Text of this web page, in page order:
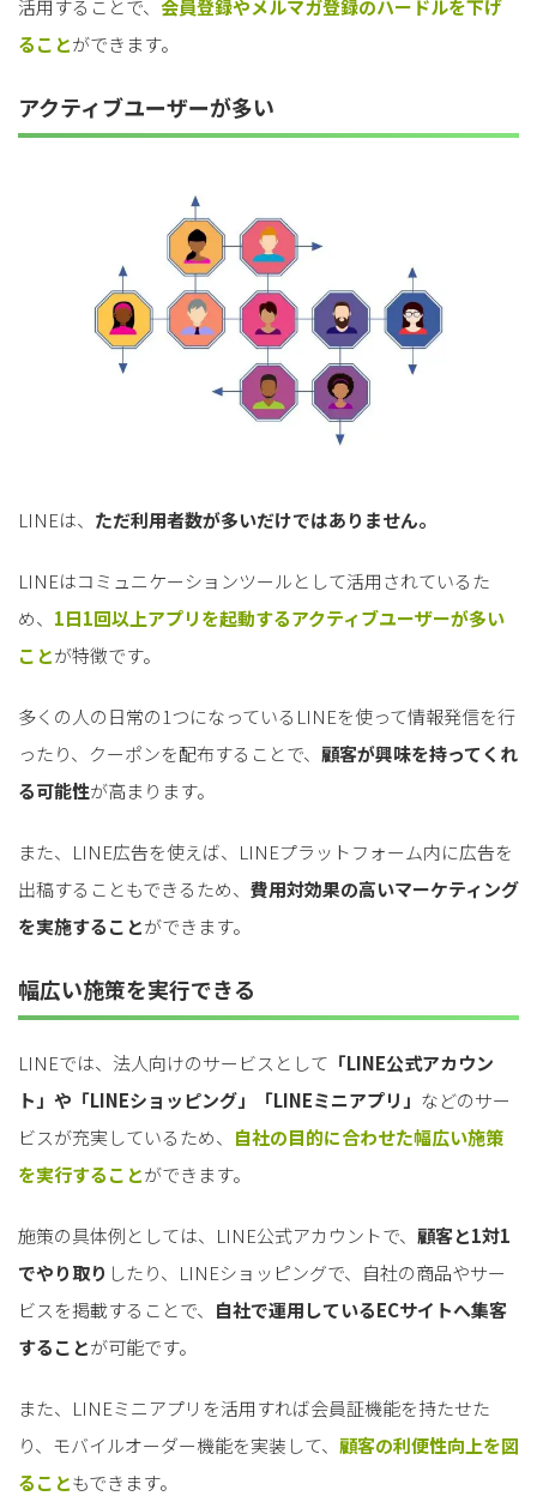
活用することで、 会員登録やメルマガ登録のハードルを下げ
ることができます。
アクティブユーザーが多い
LINEは、 ただ利用者数が多いだけではありません。
LINEはコミュニケーションツールとして活用されているた
め、 1日1回以上アプリを起動するアクティブユーザーが多い
ことが特徴です。
多くの人の日常の1つになっているLINEを使って情報発信を行
ったり、クーポンを配布することで、 顧客が興味を持ってくれ
る可能性が高まります。
また、LINE広告を使えば、LINEプラットフォーム内に広告を
出稿することもできるため、 費用対効果の高いマーケティング
を実施することができます。
幅広い施策を実行できる
LINEでは、法人向けのサービスとして 「LINE公式アカウン
ト」や「LINEショッピング」「LINEミニアプリ」 などのサー
ビスが充実しているため、
自社の目的に合わせた幅広い施策
を実行することができます。
施策の具体例としては、LINE公式アカウントで、 顧客と1対1
でやり取り したり、LINEショッピングで、自社の商品やサー
ビスを掲載することで、
自社で運用しているECサイトへ集客
することが可能です。
また、LINEミニアプリを活用すれば会員証機能を持たせた
り、モバイルオーダー機能を実装して、 顧客の利便性向上を図
ることもできます。